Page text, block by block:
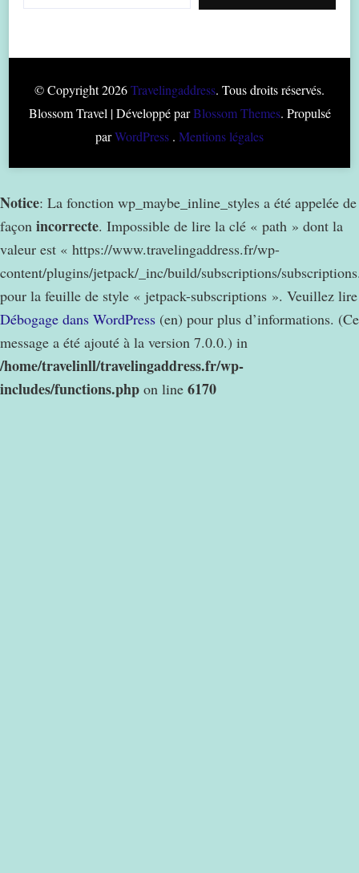
© Copyright 2026Travelingaddress. Tous droits réservés.
Blossom Travel | Développé parBlossom Themes. Propulsé
parWordPress . Mentions légales
Notice: La fonction wp_maybe_inline_styles a été appelée de
façon incorrecte. Impossible de lire la clé « path » dont la
valeur est « https://www.travelingaddress.fr/wp-
content/plugins/jetpack/_inc/build/subscriptions/
pour la feuille de style « jetpack-subscriptions ». Veuillez lire
Débogage dans WordPress (en) pour plus d’informations. (Ce
message a été ajouté à la version 7.0.0.) in
/home/travelinll/travelingaddress.fr/wp-
includes/functions.php on line 6170